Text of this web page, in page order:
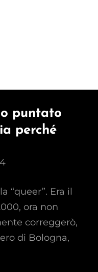
puntato
perché
“queer”. Era il
ora non
correggerò,
di Bologna,